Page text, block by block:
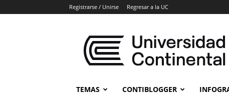
Registrarse / Unirse Regresar a la UC
Universidad
Continental
TEMAS CONTIBLOGGER